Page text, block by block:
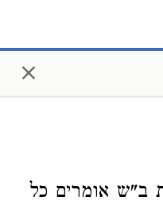
×
ב"ש אומרים כל